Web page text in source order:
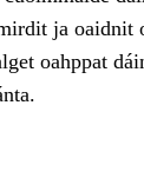
ja oaidnit
oahppat